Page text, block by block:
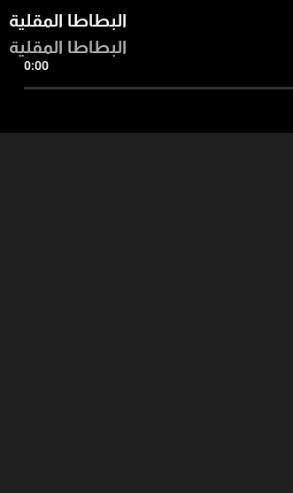
0:00
البطاطا المقلية
البطاطا المقلية